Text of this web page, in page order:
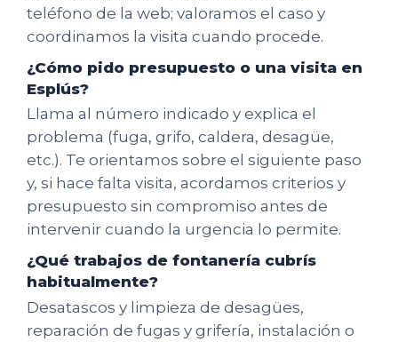
teléfono de la web; valoramos el caso y
coordinamos la visita cuando procede.
¿Cómo pido presupuesto o una visita en
Esplús?
Llama al número indicado y explica el
problema (fuga, grifo, caldera, desagüe,
etc.). Te orientamos sobre el siguiente paso
y, si hace falta visita, acordamos criterios y
presupuesto sin compromiso antes de
intervenir cuando la urgencia lo permite.
¿Qué trabajos de fontanería cubrís
habitualmente?
Desatascos y limpieza de desagües,
reparación de fugas y grifería, instalación o